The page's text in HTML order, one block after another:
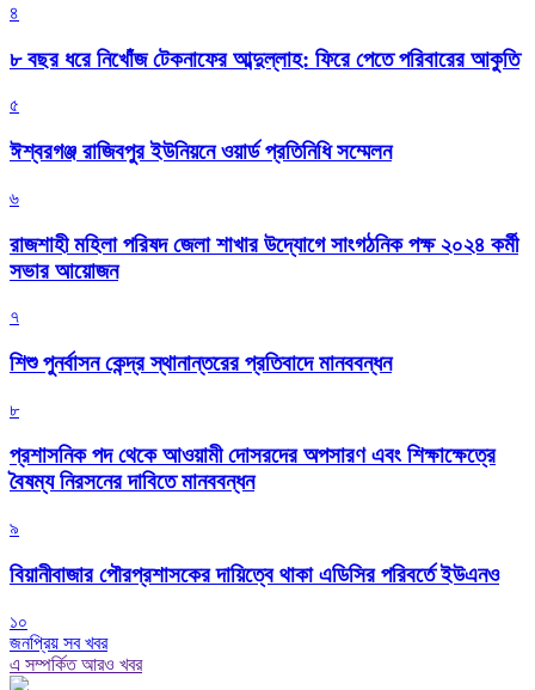
৪
৮ বছর ধরে নিখোঁজ টেকনাফের আব্দুল্লাহ: ফিরে পেতে পরিবারের আকুতি
৫
ঈশ্বরগঞ্জ রাজিবপুর ইউনিয়নে ওয়ার্ড প্রতিনিধি সম্মেলন
৬
রাজশাহী মহিলা পরিষদ জেলা শাখার উদ্যোগে সাংগঠনিক পক্ষ ২০২৪ কর্মী
সভার আয়োজন
৭
শিশু পুনর্বাসন কেন্দ্র স্থানান্তরের প্রতিবাদে মানববন্ধন
৮
প্রশাসনিক পদ থেকে আওয়ামী দোসরদের অপসারণ এবং শিক্ষাক্ষেত্রে
বৈষম্য নিরসনের দাবিতে মানববন্ধন
৯
বিয়ানীবাজার পৌরপ্রশাসকের দায়িত্বে থাকা এডিসির পরিবর্তে ইউএনও
১০
জনপ্রিয় সব খবর
এ সম্পর্কিত আরও খবর